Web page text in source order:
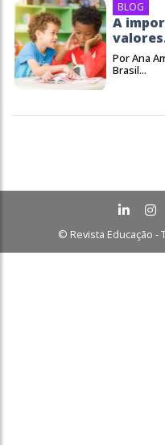
BLOG
A
Por Ana
Brasil...
© Revista Educação